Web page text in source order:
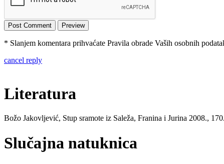
* Slanjem komentara prihvaćate Pravila obrade Vaših osobnih
cancel reply
Literatura
Božo Jakovljević, Stup sramote iz Saleža, Franina i Jurina 2008., 170.
Slučajna natuknica